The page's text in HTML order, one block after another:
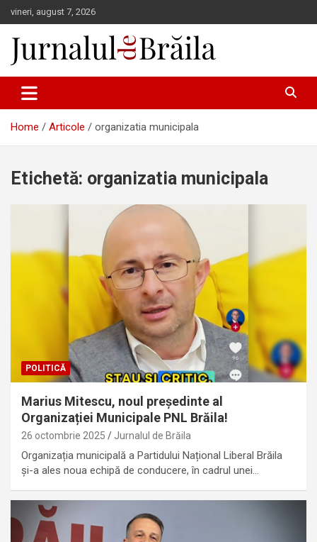
Skip
to
content
vineri, august 7, 2026
Jurnalul de Brăila
Home Articole organizatia municipala
Etichetă: organizatia municipala
POLITICĂ
Marius Mitescu, noul președinte al
Organizației Municipale PNL Brăila!
26 octombrie 2025 Jurnalul de Brăila
Organizația municipală a Partidului Național Liberal Brăila
și-a ales noua echipă de conducere, în cadrul unei…